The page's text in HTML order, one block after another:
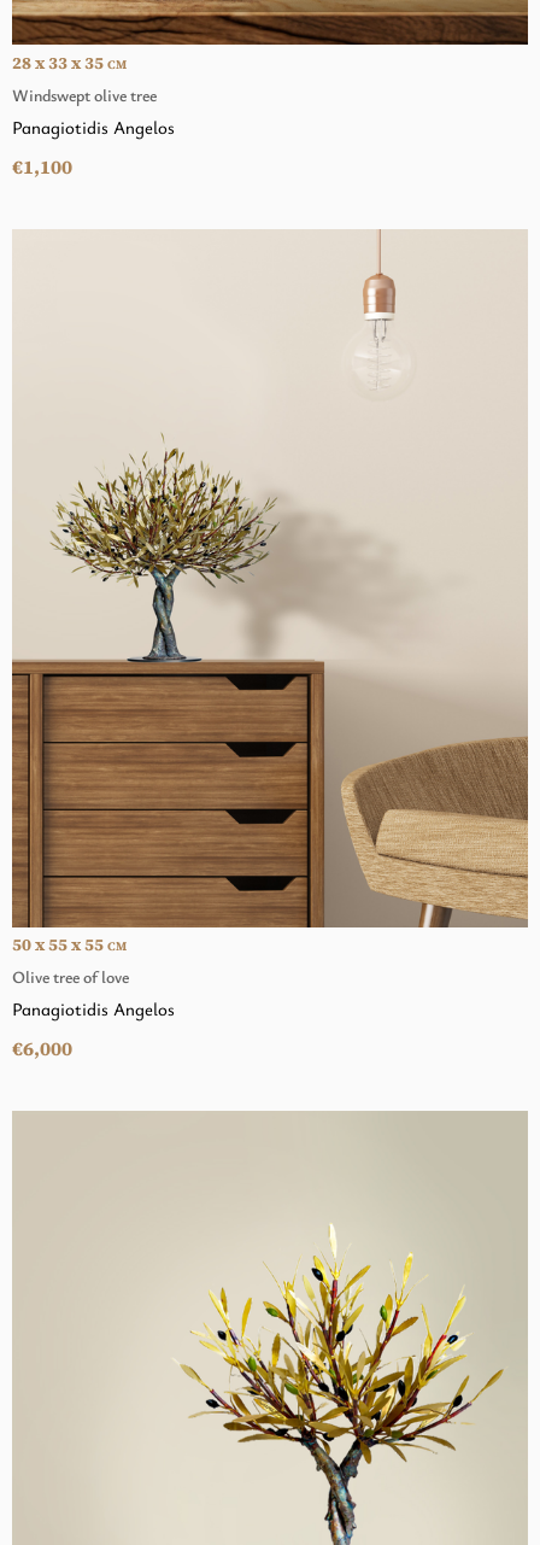
Windswept olive tree
28 x 33 x 35 CM
Panagiotidis Angelos
€1,100
Olive tree of love
50 x 55 x 55 CM
Panagiotidis Angelos
€6,000